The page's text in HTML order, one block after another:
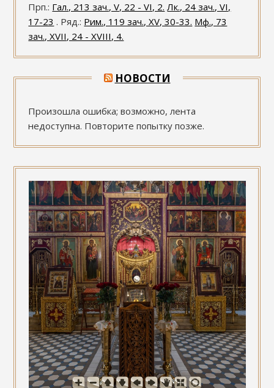
Прп.: Гал., 213 зач., V, 22 - VI, 2. Лк., 24 зач., VI,
17-23 . Ряд.: Рим., 119 зач., XV, 30-33. Мф., 73
зач., XVII, 24 - XVIII, 4.
НОВОСТИ
Произошла ошибка; возможно, лента
недоступна. Повторите попытку позже.